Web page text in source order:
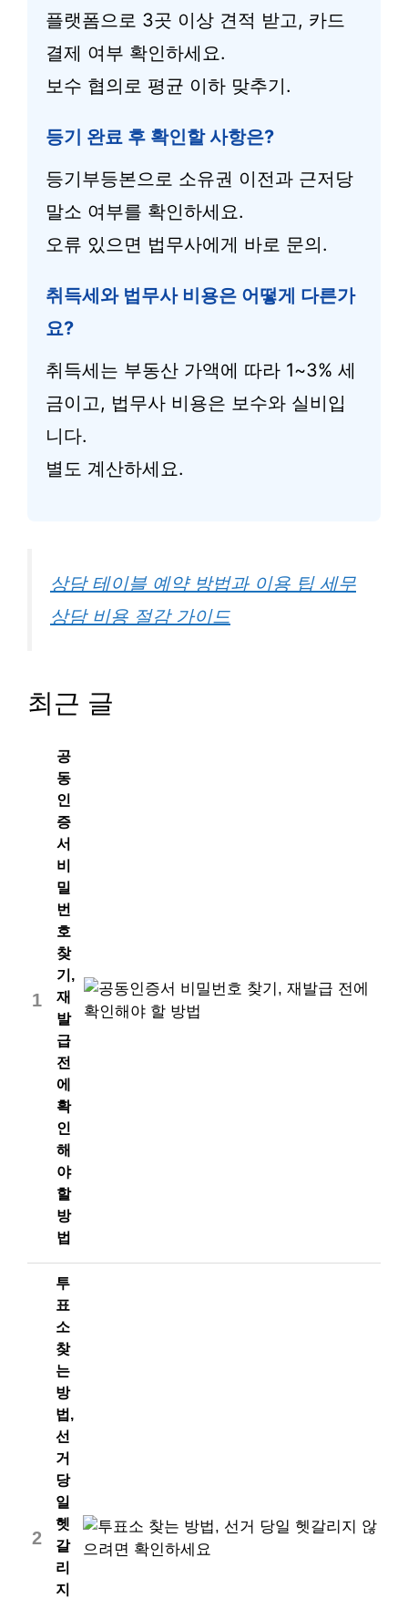
플랫폼으로 3곳 이상 견적 받고, 카드
결제 여부 확인하세요.
보수 협의로 평균 이하 맞추기.
등기 완료 후 확인할 사항은?
등기부등본으로 소유권 이전과 근저당
말소 여부를 확인하세요.
오류 있으면 법무사에게 바로 문의.
취득세와 법무사 비용은 어떻게 다른가
요?
취득세는 부동산 가액에 따라 1~3% 세
금이고, 법무사 비용은 보수와 실비입
니다.
별도 계산하세요.
상담 테이블 예약 방법과 이용 팁 세무
상담 비용 절감 가이드
최근 글
1
공
동
인
증
서
비
밀
번
호
찾
기,
재
발
급
전
에
확
인
해
야
할
방
법
2
투
표
소
찾
는
방
법,
선
거
당
일
헷
갈
리
지